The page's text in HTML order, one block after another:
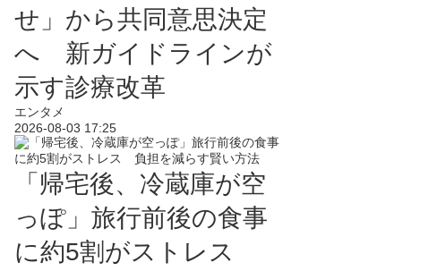
せ」から共同意思決定
へ 新ガイドラインが
示す診療改革
エンタメ
2026-08-03 17:25
「帰宅後、冷蔵庫が空
っぽ」旅行前後の食事
に約5割がストレス